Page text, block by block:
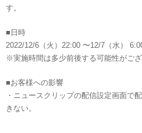
す。
■日時
2022/12/6（火）22:00 〜12/7（水）
※実施時間は多少前後する可能性がござ
■お客様への影響
・ニュースクリップの配信設定画面で
きない。